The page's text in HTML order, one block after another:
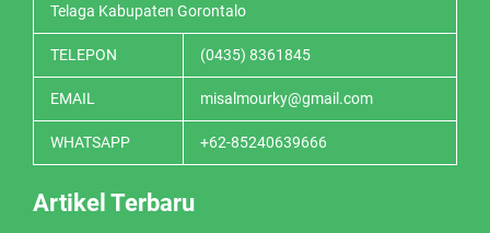
Telaga Kabupaten Gorontalo
TELEPON (0435) 8361845
EMAIL misalmourky@gmail.com
WHATSAPP +62-85240639666
Artikel Terbaru